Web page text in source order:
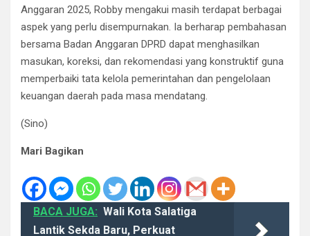
Anggaran 2025, Robby mengakui masih terdapat berbagai
aspek yang perlu disempurnakan. Ia berharap pembahasan
bersama Badan Anggaran DPRD dapat menghasilkan
masukan, koreksi, dan rekomendasi yang konstruktif guna
memperbaiki tata kelola pemerintahan dan pengelolaan
keuangan daerah pada masa mendatang.
(Sino)
Mari Bagikan
BACA JUGA: Wali Kota Salatiga
Lantik Sekda Baru, Perkuat